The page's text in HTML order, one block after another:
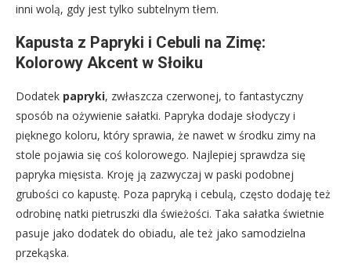
inni wolą, gdy jest tylko subtelnym tłem.
Kapusta z Papryki i Cebuli na Zimę:
Kolorowy Akcent w Słoiku
Dodatek papryki, zwłaszcza czerwonej, to fantastyczny
sposób na ożywienie sałatki. Papryka dodaje słodyczy i
pięknego koloru, który sprawia, że nawet w środku zimy na
stole pojawia się coś kolorowego. Najlepiej sprawdza się
papryka mięsista. Kroję ją zazwyczaj w paski podobnej
grubości co kapustę. Poza papryką i cebulą, często dodaję też
odrobinę natki pietruszki dla świeżości. Taka sałatka świetnie
pasuje jako dodatek do obiadu, ale też jako samodzielna
przekąska.